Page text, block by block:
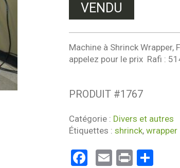
VENDU
Machine à Shrinck
appelez pour le prix Rafi :
PRODUIT #1767
Catégorie : Divers et autres
Étiquettes : shrinck, wrapper
Facebook
Email
Print